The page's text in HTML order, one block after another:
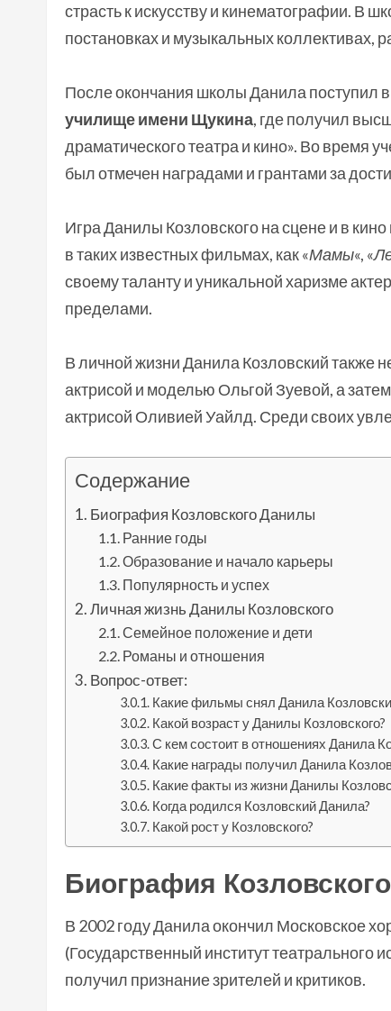
страсть к искусству и кинематографии. В
постановках и музыкальных коллективах,
После окончания школы Данила поступил в
училище имени Щукина, где получил
драматического театра и кино». Во время
был отмечен наградами и грантами за
Игра Данилы Козловского на сцене и в
в таких известных фильмах, как «Мамы«, «
своему таланту и уникальной харизме
пределами.
В личной жизни Данила Козловский также
актрисой и моделью Ольгой Зуевой, а
актрисой Оливией Уайлд. Среди своих
Содержание
Биография Козловского Данилы
Ранние годы
Образование и начало карьеры
Популярность и успех
Личная жизнь Данилы Козловского
Семейное положение и дети
Романы и отношения
Вопрос-ответ:
Какие фильмы снял Данила
Какой возраст у Данилы Козловского?
С кем состоит в отношениях Данила
Какие награды получил Данила
Какие факты из жизни Данилы
Когда родился Козловский Данила?
Какой рост у Козловского?
Биография
В 2002 году Данила окончил Московское
(Государственный институт театрального
получил признание зрителей и критиков.